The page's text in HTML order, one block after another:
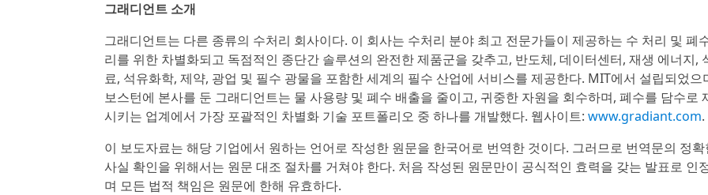
그래디언트 소개
그래디언트는 다른 종류의 수처리 회사이다. 이 회사는 수처리 분야 최고 전문가들이 제공하는 수 처리 및 폐
리를 위한 차별화되고 독점적인 종단간 솔루션의 완전한 제품군을 갖추고, 반도체, 데이터센터, 재생 에너지,
료, 석유화학, 제약, 광업 및 필수 광물을 포함한 세계의 필수 산업에 서비스를 제공한다. MIT에서 설립되었으
보스턴에 본사를 둔 그래디언트는 물 사용량 및 폐수 배출을 줄이고, 귀중한 자원을 회수하며, 폐수를 담수로
시키는 업계에서 가장 포괄적인 차별화 기술 포트폴리오 중 하나를 개발했다. 웹사이트: www.gradiant.com.
이 보도자료는 해당 기업에서 원하는 언어로 작성한 원문을 한국어로 번역한 것이다. 그러므로 번역문의 정확
사실 확인을 위해서는 원문 대조 절차를 거쳐야 한다. 처음 작성된 원문만이 공식적인 효력을 갖는 발표로 인
며 모든 법적 책임은 원문에 한해 유효하다.